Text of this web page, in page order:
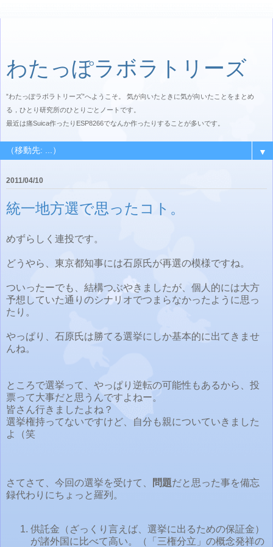
わたっぽラボラトリーズ
”わたっぽラボラトリーズ”へようこそ。 気が向いたときに気が向いたことをまとめ
る，ひとり研究所のひとりごとノートです。
最近は痛Suica作ったりESP8266でなんか作ったりすることが多いです。
▼
2011/04/10
統一地方選で思ったコト。
めずらしく連投です。
どうやら、東京都知事には石原氏が再選の模様ですね。
ついったーでも、結構つぶやきましたが、個人的には大方
予想していた通りのシナリオでつまらなかったように思っ
たり。
やっぱり、石原氏は勝てる選挙にしか基本的に出てきませ
んね。
ところで選挙って、やっぱり逆転の可能性もあるから、投
票って大事だと思うんですよねー。
皆さん行きましたよね？
選挙権持ってないですけど、自分も親についていきました
よ（笑
さてさて、今回の選挙を受けて、 問題だと思った事を備忘
録代わりにちょっと羅列。
供託金（ざっくり言えば、選挙に出るための保証金）
が諸外国に比べて高い。（「三権分立」の概念発祥の